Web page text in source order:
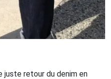
juste retour du denim en